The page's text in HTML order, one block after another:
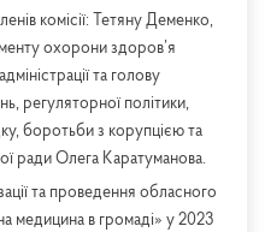
комісії: Тетяну Деменко,
охорони здоров’я
та голову
регуляторної політики,
боротьби з корупцією та
ради Олега Каратуманова.
та проведення обласного
медицина в громаді» у 2023